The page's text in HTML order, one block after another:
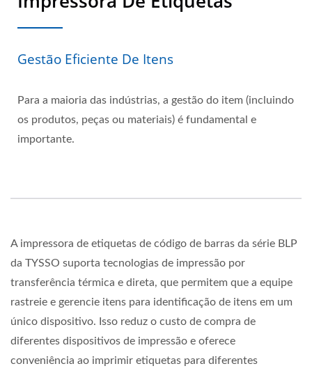
Gestão Eficiente De Itens
Para a maioria das indústrias, a gestão do item (incluindo
os produtos, peças ou materiais) é fundamental e
importante.
A impressora de etiquetas de código de barras da série BLP
da TYSSO suporta tecnologias de impressão por
transferência térmica e direta, que permitem que a equipe
rastreie e gerencie itens para identificação de itens em um
único dispositivo. Isso reduz o custo de compra de
diferentes dispositivos de impressão e oferece
conveniência ao imprimir etiquetas para diferentes